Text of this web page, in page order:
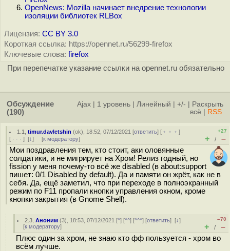
OpenNews: Mozilla начинает внедрение технологии
изоляции библиотек RLBox
Лицензия: CC BY 3.0
Короткая ссылка: https://opennet.ru/56299-firefox
Ключевые слова: firefox
При перепечатке указание ссылки на opennet.ru обязательно
Обсуждение
(190)
Ajax 1 уровень Линейный +/-
Раскрыть
всё
RSS
1.1 ,timur.davletshin (ok), 18:52, 07/12/2021 [ответить] [ ﹢﹢﹢]
[ · · · ] [↓] [к модератору]
+27
+ / –
Мои поздравления тем, кто стоит, аки оловянные
солдатики, и не мигрирует на Хром! Релиз годный, но
fission у меня почему-то всё же disabled (в about:support
пишет: 0/1 Disabled by default). Да и памяти он жрёт, как не в
себя. Да, ещё заметил, что при переходе в полноэкранный
режим по F11 пропали кнопки управления окном, кроме
кнопки закрытия (в Gnome Shell).
2.3 ,Аноним (3), 18:53, 07/12/2021 [^] [^^] [^^^] [ответить][↓]
[к модератору]
–70
+ / –
Плюс один за хром, не знаю кто фф пользуется - хром во
всём лучше.